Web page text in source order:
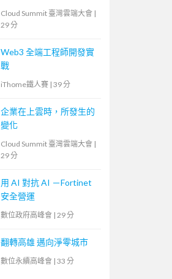
Cloud Summit 臺灣雲端大會 |
29 分
Web3 全端工程師開發實
戰
iThome鐵人賽 | 39 分
企業在上雲時，所發生的
變化
Cloud Summit 臺灣雲端大會 |
29 分
用 AI 對抗 AI －Fortinet
安全營運
數位政府高峰會 | 29 分
翻轉高雄 邁向淨零城市
數位永續高峰會 | 33 分